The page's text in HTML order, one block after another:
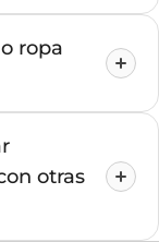
ropa
otras